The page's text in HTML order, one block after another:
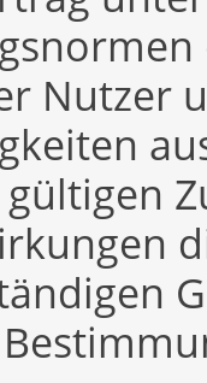
Nutzer
gültigen